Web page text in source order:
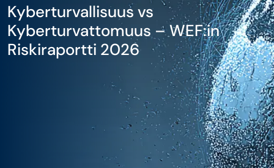
Kyberturvallisuus vs
Kyberturvattomuus – WEF:in
Riskiraportti 2026